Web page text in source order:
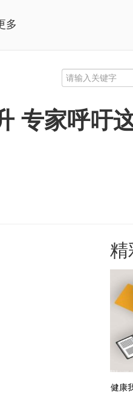
多
专家呼吁
精
健康